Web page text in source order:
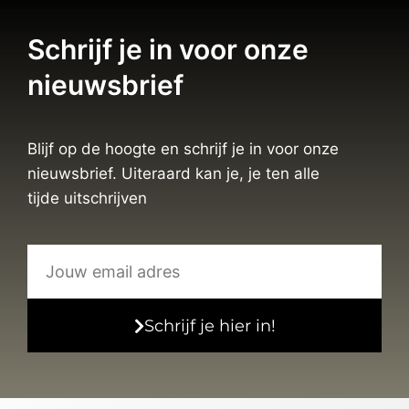
Schrijf je in voor onze
nieuwsbrief
Blijf op de hoogte en schrijf je in voor onze
nieuwsbrief. Uiteraard kan je, je ten alle
tijde uitschrijven
Schrijf je hier in!